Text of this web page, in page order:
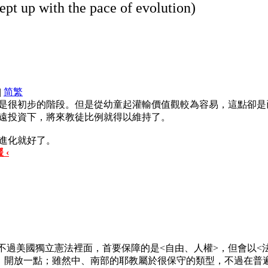
up with the pace of evolution)
简繁
很初步的階段。但是從幼童起灌輸價值觀較為容易，這點卻
資下，將來教徒比例就得以維持了。
化就好了。
‹
美國獨立憲法裡面，首要保障的是<自由、人權>，但會以
放一點；雖然中、南部的耶教屬於很保守的類型，不過在